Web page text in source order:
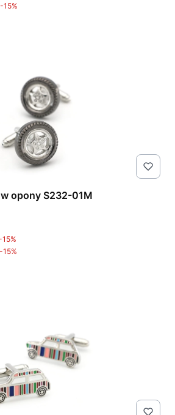
-15%
opony S232-01M
-15%